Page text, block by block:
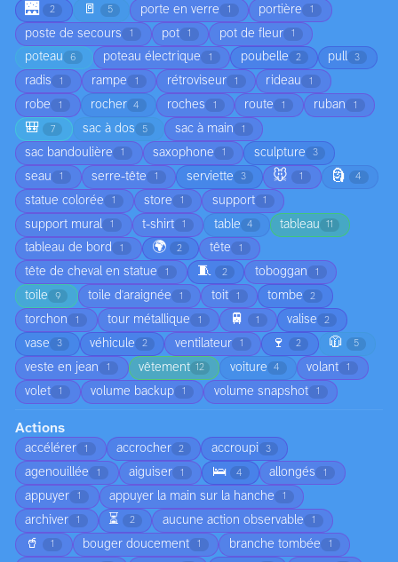
🌉 2 🚪 5 porte en verre 1 portière 1
poste de secours 1 pot 1 pot de fleur 1
poteau 6 poteau électrique 1 poubelle 2 pull 3
radis 1 rampe 1 rétroviseur 1 rideau 1
robe 1 rocher 4 roches 1 route 1 ruban 1
🎒 7 sac à dos 5 sac à main 1
sac bandoulière 1 saxophone 1 sculpture 3
seau 1 serre-tête 1 serviette 3 🐭 1 🗿 4
statue colorée 1 store 1 support 1
support mural 1 t-shirt 1 table 4 tableau 11
tableau de bord 1 🌍 2 tête 1
tête de cheval en statue 1 🧵 2 toboggan 1
toile 9 toile d'araignée 1 toit 1 tombe 2
torchon 1 tour métallique 1 🚆 1 valise 2
vase 3 véhicule 2 ventilateur 1 🍷 2 🧥 5
veste en jean 1 vêtement 12 voiture 4 volant 1
volet 1 volume backup 1 volume snapshot 1
Actions
accélérer 1 accrocher 2 accroupi 3
agenouillée 1 aiguiser 1 🛌 4 allongés 1
appuyer 1 appuyer la main sur la hanche 1
archiver 1 ⏳ 2 aucune action observable 1
🥤 1 bouger doucement 1 branche tombée 1